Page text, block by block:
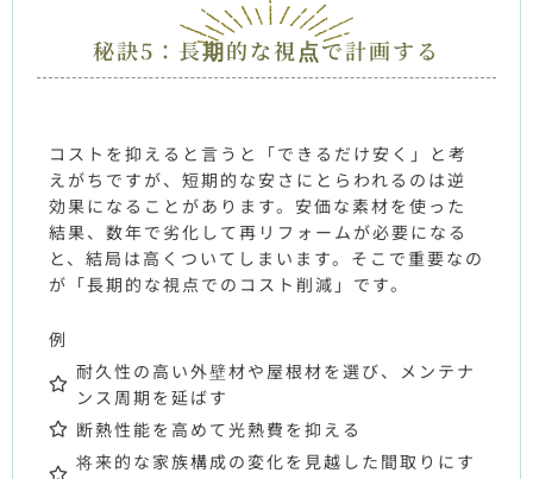
秘訣5：長期的な視点で計画する
コストを抑えると言うと「できるだけ安く」と考
えがちですが、短期的な安さにとらわれるのは逆
効果になることがあります。安価な素材を使った
結果、数年で劣化して再リフォームが必要になる
と、結局は高くついてしまいます。そこで重要なの
が「長期的な視点でのコスト削減」です。
例
耐久性の高い外壁材や屋根材を選び、メンテナ
ンス周期を延ばす
断熱性能を高めて光熱費を抑える
将来的な家族構成の変化を見越した間取りにす